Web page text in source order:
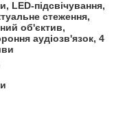
LED-підсвічування,
стеження,
об'єктив,
аудіозв'язок, 4